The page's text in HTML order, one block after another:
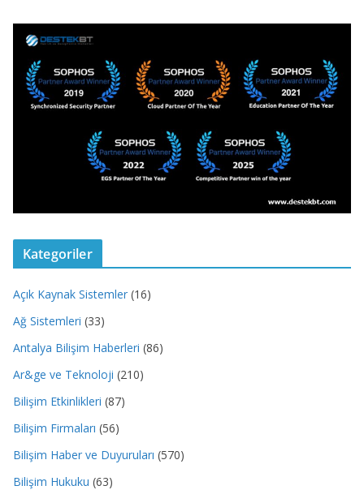
Kategoriler
Açık Kaynak Sistemler (16)
Ağ Sistemleri (33)
Antalya Bilişim Haberleri (86)
Ar&ge ve Teknoloji (210)
Bilişim Etkinlikleri (87)
Bilişim Firmaları (56)
Bilişim Haber ve Duyuruları (570)
Bilişim Hukuku (63)